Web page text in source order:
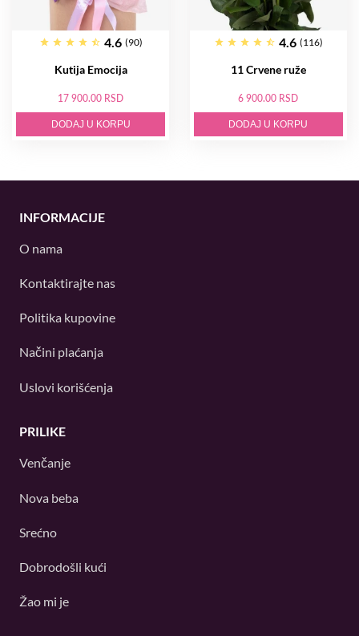
4.6 (90)
Kutija Emocija
17 900.00 RSD
DODAJ U KORPU
4.6 (116)
11 Crvene ruže
6 900.00 RSD
DODAJ U KORPU
INFORMACIJE
O nama
Kontaktirajte nas
Politika kupovine
Načini plaćanja
Uslovi korišćenja
PRILIKE
Venčanje
Nova beba
Srećno
Dobrodošli kući
Žao mi je